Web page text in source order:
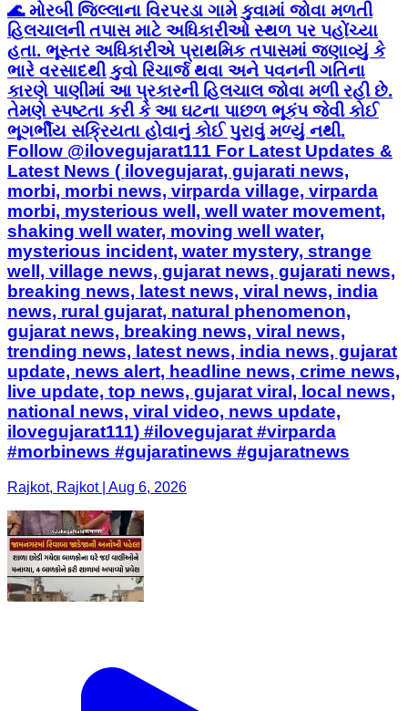
🌊 મોરબી જિલ્લાના વિરપરડા ગામે કુવામાં જોવા મળતી
હિલચાલની તપાસ માટે અધિકારીઓ સ્થળ પર પહોંચ્યા
હતા. ભૂસ્તર અધિકારીએ પ્રાથમિક તપાસમાં જણાવ્યું કે
ભારે વરસાદથી કુવો રિચાર્જ થવા અને પવનની ગતિના
કારણે પાણીમાં આ પ્રકારની હિલચાલ જોવા મળી રહી છે.
તેમણે સ્પષ્ટતા કરી કે આ ઘટના પાછળ ભૂકંપ જેવી કોઈ
ભૂગર્ભીય સક્રિયતા હોવાનું કોઈ પુરાવું મળ્યું નથી.
Follow @ilovegujarat111 For Latest Updates &
Latest News ( ilovegujarat, gujarati news,
morbi, morbi news, virparda village, virparda
morbi, mysterious well, well water movement,
shaking well water, moving well water,
mysterious incident, water mystery, strange
well, village news, gujarat news, gujarati news,
breaking news, latest news, viral news, india
news, rural gujarat, natural phenomenon,
gujarat news, breaking news, viral news,
trending news, latest news, india news, gujarat
update, news alert, headline news, crime news,
live update, top news, gujarat viral, local news,
national news, viral video, news update,
ilovegujarat111) #ilovegujarat #virparda
#morbinews #gujaratinews #gujaratnews
Rajkot, Rajkot | Aug 6, 2026